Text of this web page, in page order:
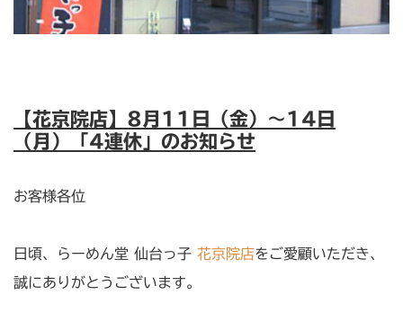
【花京院店】8月11日（金）〜14日
（月）「4連休」のお知らせ
お客様各位
日頃、らーめん堂 仙台っ子 花京院店をご愛顧いただき、
誠にありがとうございます。